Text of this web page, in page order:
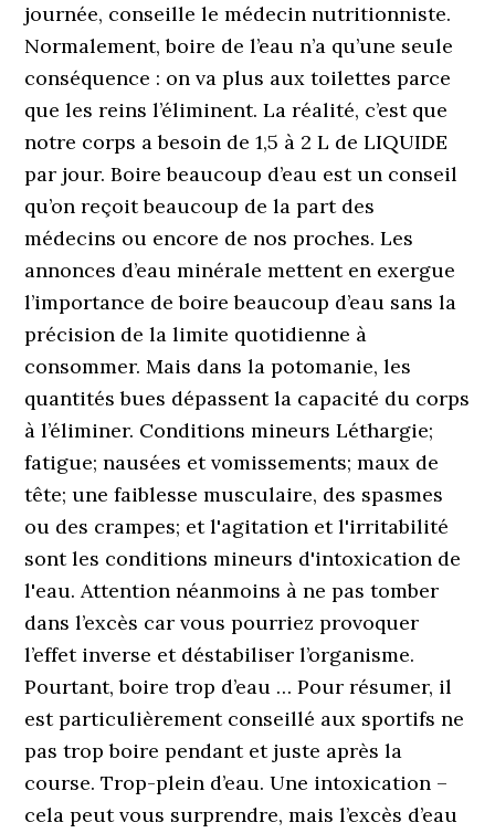
journée, conseille le médecin nutritionniste.
Normalement, boire de l’eau n’a qu’une seule
conséquence : on va plus aux toilettes parce
que les reins l’éliminent. La réalité, c’est que
notre corps a besoin de 1,5 à 2 L de LIQUIDE
par jour. Boire beaucoup d’eau est un conseil
qu’on reçoit beaucoup de la part des
médecins ou encore de nos proches. Les
annonces d’eau minérale mettent en exergue
l’importance de boire beaucoup d’eau sans la
précision de la limite quotidienne à
consommer. Mais dans la potomanie, les
quantités bues dépassent la capacité du corps
à l’éliminer. Conditions mineurs Léthargie;
fatigue; nausées et vomissements; maux de
tête; une faiblesse musculaire, des spasmes
ou des crampes; et l'agitation et l'irritabilité
sont les conditions mineurs d'intoxication de
l'eau. Attention néanmoins à ne pas tomber
dans l’excès car vous pourriez provoquer
l’effet inverse et déstabiliser l’organisme.
Pourtant, boire trop d’eau … Pour résumer, il
est particulièrement conseillé aux sportifs ne
pas trop boire pendant et juste après la
course. Trop-plein d’eau. Une intoxication –
cela peut vous surprendre, mais l’excès d’eau